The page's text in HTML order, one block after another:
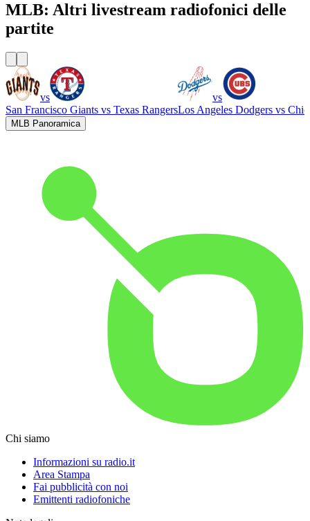
MLB: Altri livestream radiofonici delle
partite
vs
San Francisco Giants vs Texas Rangers
vs
Los Angeles Dodgers vs
MLB Panoramica
Chi siamo
Informazioni su radio.it
Area Stampa
Fai pubblicità con noi
Emittenti radiofoniche